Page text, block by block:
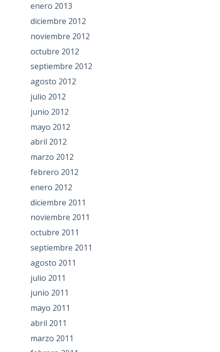
enero 2013
diciembre 2012
noviembre 2012
octubre 2012
septiembre 2012
agosto 2012
julio 2012
junio 2012
mayo 2012
abril 2012
marzo 2012
febrero 2012
enero 2012
diciembre 2011
noviembre 2011
octubre 2011
septiembre 2011
agosto 2011
julio 2011
junio 2011
mayo 2011
abril 2011
marzo 2011